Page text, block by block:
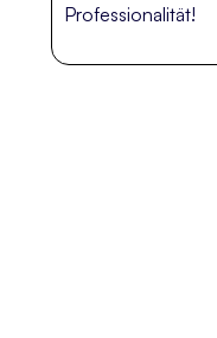
Professionalität!